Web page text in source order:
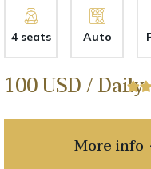
4 seats Auto
100 USD / Daily
More info